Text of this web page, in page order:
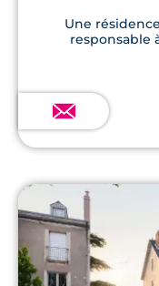
Une
responsable